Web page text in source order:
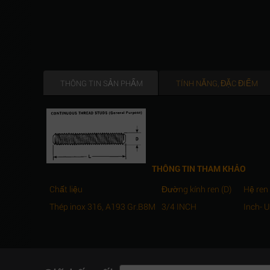
THÔNG TIN SẢN PHẨM TÍNH NĂNG, ĐẶC ĐIỂM
THÔNG TIN THAM KHẢO
Chất liệu
Đường kính ren (D) Hệ ren
Thép inox 316, A193 Gr.B8M
3/4 INCH Inch-